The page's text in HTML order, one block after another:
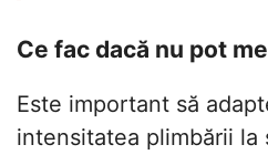
Ce fac dacă nu pot
Este important să
intensitatea plimbării la